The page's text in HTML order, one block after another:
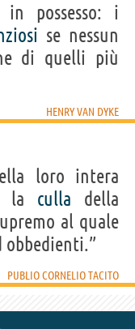
possesso: i
se nessun
di quelli più
HENRY VAN DYKE
loro intera
la culla della
al quale
obbedienti.”
PUBLIO CORNELIO TACITO